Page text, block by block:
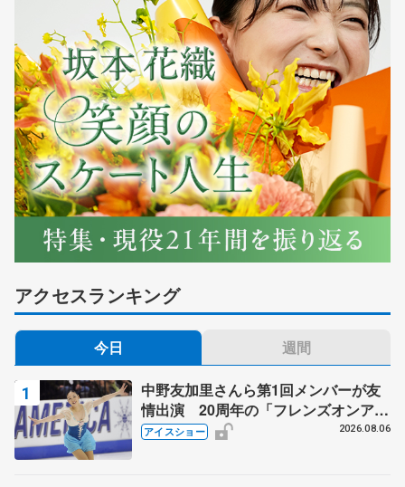
アクセスランキング
今日 週間
中野友加里さんら第1回メンバーが友
情出演 20周年の「フレンズオンアイ
ス」 宮本賢二さん、有川梨絵さん、
アイスショー 2026.08.06